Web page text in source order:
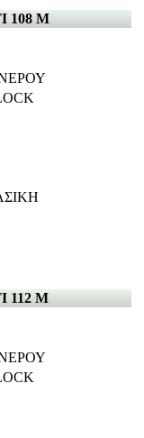
108 M
112 M